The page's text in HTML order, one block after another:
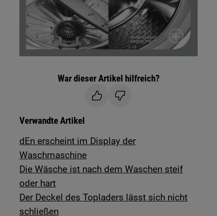
War dieser Artikel hilfreich?
Verwandte Artikel
dEn erscheint im Display der
Waschmaschine
Die Wäsche ist nach dem Waschen steif
oder hart
Der Deckel des Topladers lässt sich nicht
schließen